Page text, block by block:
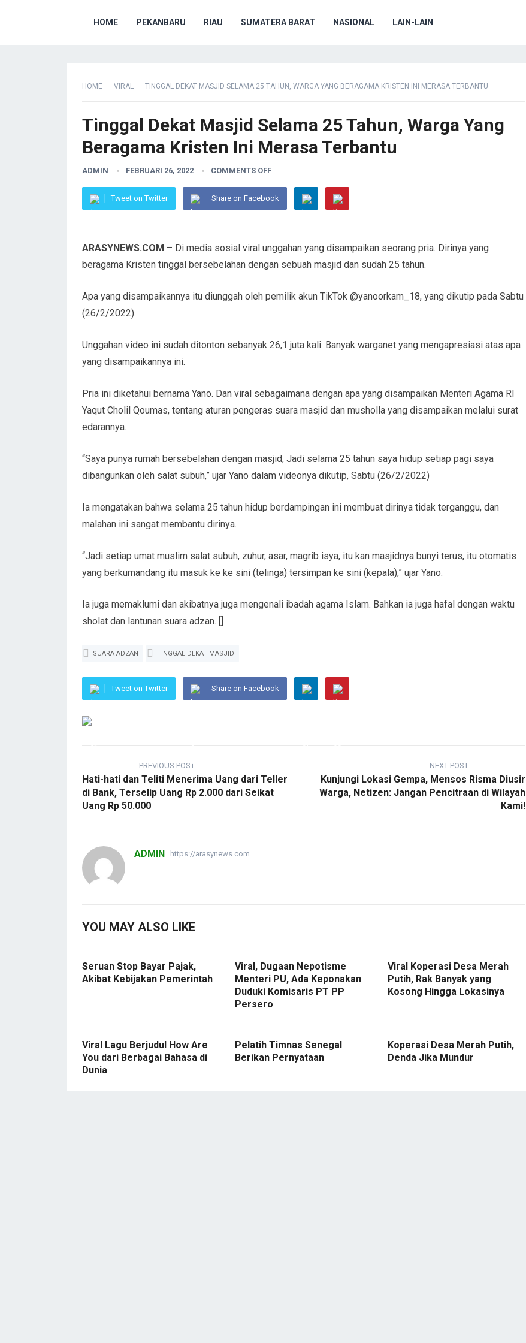
HOME PEKANBARU RIAU SUMATERA BARAT NASIONAL LAIN-LAIN
HOME VIRAL TINGGAL DEKAT MASJID SELAMA 25 TAHUN, WARGA YANG BERAGAMA KRISTEN INI MERASA TERBANTU
Tinggal Dekat Masjid Selama 25 Tahun, Warga Yang
Beragama Kristen Ini Merasa Terbantu
ADMIN FEBRUARI 26, 2022 COMMENTS OFF
Tweet on Twitter Share on Facebook
ARASYNEWS.COM – Di media sosial viral unggahan yang disampaikan seorang pria. Dirinya yang
beragama Kristen tinggal bersebelahan dengan sebuah masjid dan sudah 25 tahun.
Apa yang disampaikannya itu diunggah oleh pemilik akun TikTok @yanoorkam_18, yang dikutip pada Sabtu
(26/2/2022).
Unggahan video ini sudah ditonton sebanyak 26,1 juta kali. Banyak warganet yang mengapresiasi atas apa
yang disampaikannya ini.
Pria ini diketahui bernama Yano. Dan viral sebagaimana dengan apa yang disampaikan Menteri Agama RI
Yaqut Cholil Qoumas, tentang aturan pengeras suara masjid dan musholla yang disampaikan melalui surat
edarannya.
“Saya punya rumah bersebelahan dengan masjid, Jadi selama 25 tahun saya hidup setiap pagi saya
dibangunkan oleh salat subuh,” ujar Yano dalam videonya dikutip, Sabtu (26/2/2022)
Ia mengatakan bahwa selama 25 tahun hidup berdampingan ini membuat dirinya tidak terganggu, dan
malahan ini sangat membantu dirinya.
“Jadi setiap umat muslim salat subuh, zuhur, asar, magrib isya, itu kan masjidnya bunyi terus, itu otomatis
yang berkumandang itu masuk ke ke sini (telinga) tersimpan ke sini (kepala),” ujar Yano.
Ia juga memaklumi dan akibatnya juga mengenali ibadah agama Islam. Bahkan ia juga hafal dengan waktu
sholat dan lantunan suara adzan. []
SUARA ADZAN TINGGAL DEKAT MASJID
Tweet on Twitter Share on Facebook
PREVIOUS POST
Hati-hati dan Teliti Menerima Uang dari Teller
di Bank, Terselip Uang Rp 2.000 dari Seikat
Uang Rp 50.000
NEXT POST
Kunjungi Lokasi Gempa, Mensos Risma Diusir
Warga, Netizen: Jangan Pencitraan di Wilayah
Kami!
ADMIN https://arasynews.com
YOU MAY ALSO LIKE
Seruan Stop Bayar Pajak,
Akibat Kebijakan Pemerintah
Viral, Dugaan Nepotisme
Menteri PU, Ada Keponakan
Duduki Komisaris PT PP
Persero
Viral Koperasi Desa Merah
Putih, Rak Banyak yang
Kosong Hingga Lokasinya
Viral Lagu Berjudul How Are
You dari Berbagai Bahasa di
Dunia
Pelatih Timnas Senegal
Berikan Pernyataan
Koperasi Desa Merah Putih,
Denda Jika Mundur